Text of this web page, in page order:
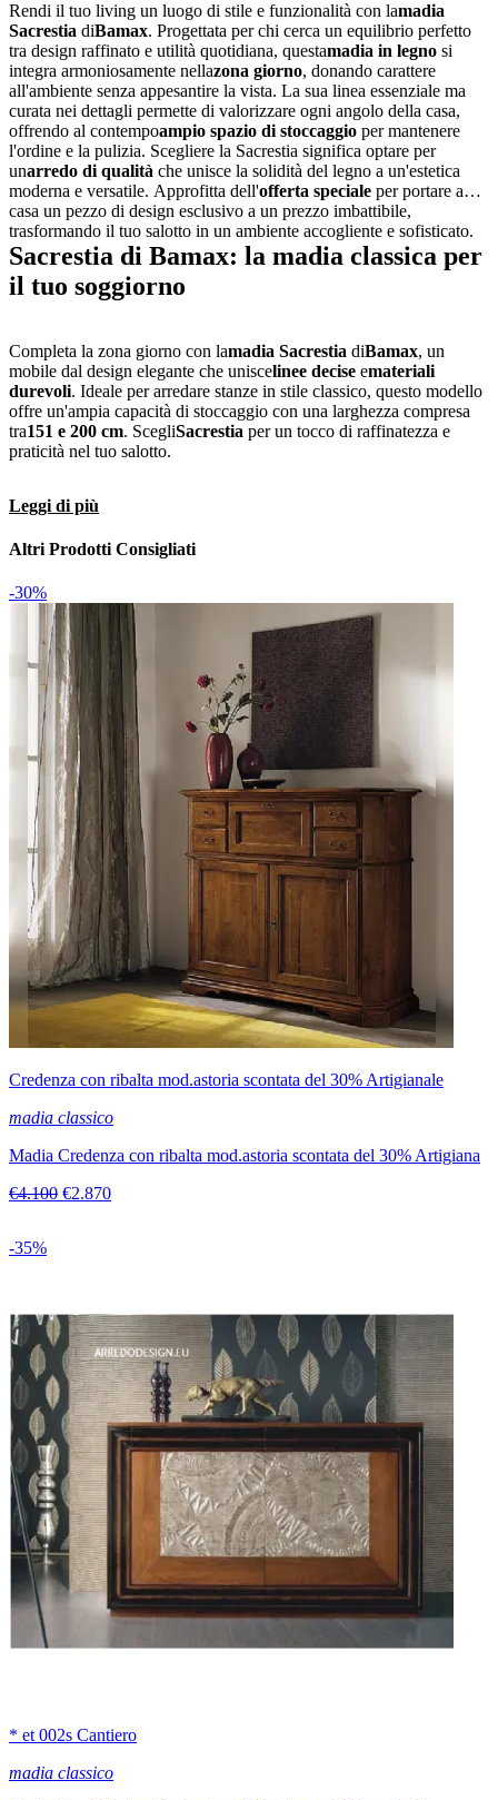
Rendi il tuo living un luogo di stile e funzionalità con lamadia
Sacrestia diBamax. Progettata per chi cerca un equilibrio perfetto
tra design raffinato e utilità quotidiana, questamadia in legno si
integra armoniosamente nellazona giorno, donando carattere
all'ambiente senza appesantire la vista. La sua linea essenziale ma
curata nei dettagli permette di valorizzare ogni angolo della casa,
offrendo al contempoampio spazio di stoccaggio per mantenere
l'ordine e la pulizia. Scegliere la Sacrestia significa optare per
unarredo di qualità che unisce la solidità del legno a un'estetica
moderna e versatile. Approfitta dell'offerta speciale per portare a
casa un pezzo di design esclusivo a un prezzo imbattibile,
trasformando il tuo salotto in un ambiente accogliente e sofisticato.
Sacrestia di Bamax: la madia classica per
il tuo soggiorno
Completa la zona giorno con lamadia Sacrestia diBamax, un
mobile dal design elegante che uniscelinee decise emateriali
durevoli. Ideale per arredare stanze in stile classico, questo modello
offre un'ampia capacità di stoccaggio con una larghezza compresa
tra151 e 200 cm. ScegliSacrestia per un tocco di raffinatezza e
praticità nel tuo salotto.
Leggi di più
Altri Prodotti Consigliati
-30%
Credenza con ribalta mod.astoria scontata del 30% Artigianale
madia classico
Madia Credenza con ribalta mod.astoria scontata del 30% Artigiana
€4.100 €2.870
-35%
* et 002s Cantiero
madia classico